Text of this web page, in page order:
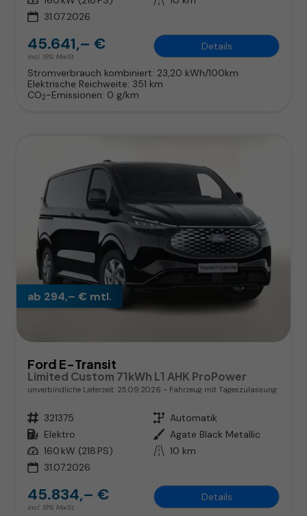
31.07.2026
45.641,– €
incl. 19% MwSt.
Details
Stromverbrauch kombiniert: 23,20 kWh/100km
Elektrische Reichweite: 351 km
CO2-Emissionen: 0 g/km
ab 294,– € mtl.
Ford E-Transit
Limited Custom 71kWh L1 AHK ProPower
unverbindliche Lieferzeit: 25.09.2026 Fahrzeug mit Tageszulassung
Fahrzeugnr. 321375 Getriebe Automatik
Kraftstoff Elektro Außenfarbe Agate Black Metallic
Leistung 160 kW (218 PS) Kilometerstand 10 km
31.07.2026
45.834,– €
incl. 19% MwSt.
Details